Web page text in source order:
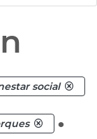
social
.